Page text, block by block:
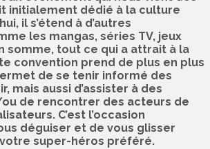
initialement dédié à la culture
il s’étend à d’autres
les mangas, séries TV, jeux
somme, tout ce qui a attrait à la
convention prend de plus en plus
de se tenir informé des
mais aussi d’assister à des
de rencontrer des acteurs de
C’est l’occasion
déguiser et de vous glisser
super-héros préféré.